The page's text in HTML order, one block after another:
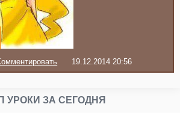
19.12.2014 20:56
УРОКИ ЗА СЕГОДНЯ